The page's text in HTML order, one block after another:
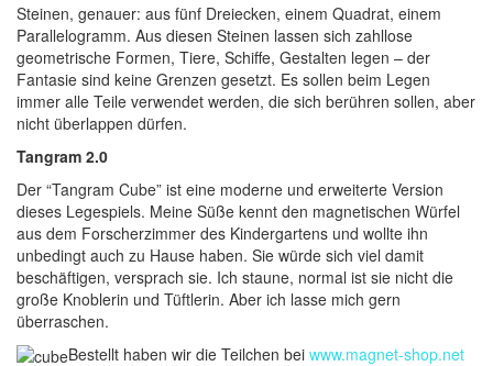
Steinen, genauer: aus fünf Dreiecken, einem Quadrat, einem
Parallelogramm. Aus diesen Steinen lassen sich zahllose
geometrische Formen, Tiere, Schiffe, Gestalten legen – der
Fantasie sind keine Grenzen gesetzt. Es sollen beim Legen
immer alle Teile verwendet werden, die sich berühren sollen, aber
nicht überlappen dürfen.
Tangram 2.0
Der “Tangram Cube” ist eine moderne und erweiterte Version
dieses Legespiels. Meine Süße kennt den magnetischen Würfel
aus dem Forscherzimmer des Kindergartens und wollte ihn
unbedingt auch zu Hause haben. Sie würde sich viel damit
beschäftigen, versprach sie. Ich staune, normal ist sie nicht die
große Knoblerin und Tüftlerin. Aber ich lasse mich gern
überraschen.
Bestellt haben wir die Teilchen bei www.magnet-shop.net